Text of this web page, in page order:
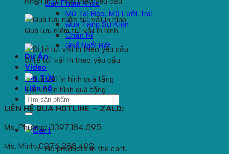
Sản Phẩm Khác
Mũ Tai Bèo, Mũ Lưỡi Trai
Quà Tặng Sự Kiện
Chăn Nỉ
Ghế Ngồi Bệt
Dự Án
Video
Tin Tức
Liên hệ
Search
for:
No products in the cart.
Quà lưu niệm túi vải in hình
Sỉ lẻ túi vải in theo yêu cầu
Túi vải in hình quà tặng
LIÊN HỆ QUA HOTLINE – ZALO:
Ms. Phương: 0397.184.595
Ms. Minh: 0376.288.492